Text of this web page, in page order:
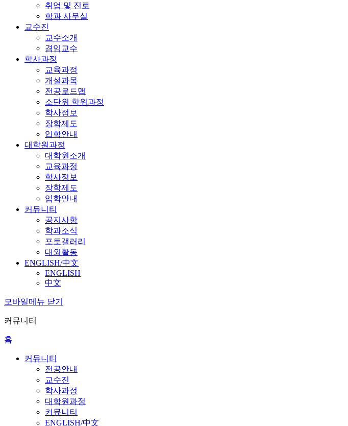
취업 및 진로
학과 사무실
교수진
교수소개
겸임교수
학사과정
교육과정
개설과목
전공로드맵
소단위 학위과정
학사정보
장학제도
입학안내
대학원과정
대학원소개
교육과정
학사정보
장학제도
입학안내
커뮤니티
공지사항
학과소식
포토갤러리
대외활동
ENGLISH/中文
ENGLISH
中文
모바일메뉴 닫기
커뮤니티
홈
커뮤니티
전공안내
교수진
학사과정
대학원과정
커뮤니티
ENGLISH/中文